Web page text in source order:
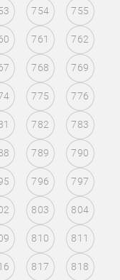
754 755
761 762
768 769
775 776
782 783
789 790
796 797
803 804
810 811
817 818